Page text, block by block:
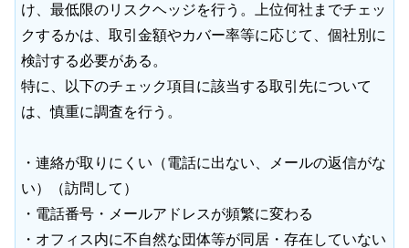
け、最低限のリスクヘッジを行う。上位何社までチェッ
クするかは、取引金額やカバー率等に応じて、個社別に
検討する必要がある。
特に、以下のチェック項目に該当する取引先について
は、慎重に調査を行う。
・連絡が取りにくい（電話に出ない、メールの返信がな
い）（訪問して）
・電話番号・メールアドレスが頻繁に変わる
・オフィス内に不自然な団体等が同居・存在していない